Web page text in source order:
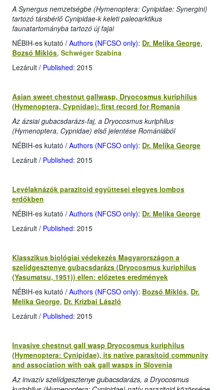
A Synergus nemzetségbe (Hymenoptera: Cynipidae: Synergini)
tartozó társbérlő Cynipidae-k keleti paleoarktikus
faunatartományba tartozó új fajai
NÉBIH-es kutató / Authors (NFCSO only): Dr. Melika George,
Bozsó Miklós, Schwéger Szabina
Lezárult / Published: 2015
Asian sweet chestnut gallwasp, Dryocosmus kuriphilus
(Hymenoptera, Cypnidae): first record for Romania
Az ázsiai gubacsdarázs-faj, a Dryocosmus kuriphilus
(Hymenoptera, Cypnidae) első jelentése Romániából
NÉBIH-es kutató / Authors (NFCSO only): Dr. Melika George
Lezárult / Published: 2015
Levélaknázók parazitoid együttesei elegyes lombos
erdőkben
NÉBIH-es kutató / Authors (NFCSO only): Dr. Melika George
Lezárult / Published: 2015
Klasszikus biológiai védekezés Magyarországon a
szelídgesztenye gubacsdarázs (Dryocosmus kuriphilus
(Yasumatsu, 1951)) ellen: előzetes eredmények
NÉBIH-es kutató / Authors (NFCSO only): Bozsó Miklós, Dr.
Melika George, Dr. Krizbai László
Lezárult / Published: 2015
Invasive chestnut gall wasp Dryocosmus kuriphilus
(Hymenoptera: Cynipidae), its native parasitoid community
and association with oak gall wasps in Slovenia
Az invazív szelídgesztenye gubacsdarázs, a Dryocosmus